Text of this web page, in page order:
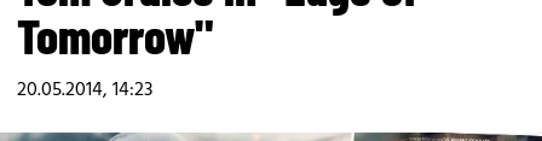
Tomorrow"
20.05.2014, 14:23